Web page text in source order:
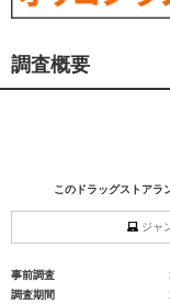
調査概要
このドラッグストアラ
ジャ
事前調査
調査期間